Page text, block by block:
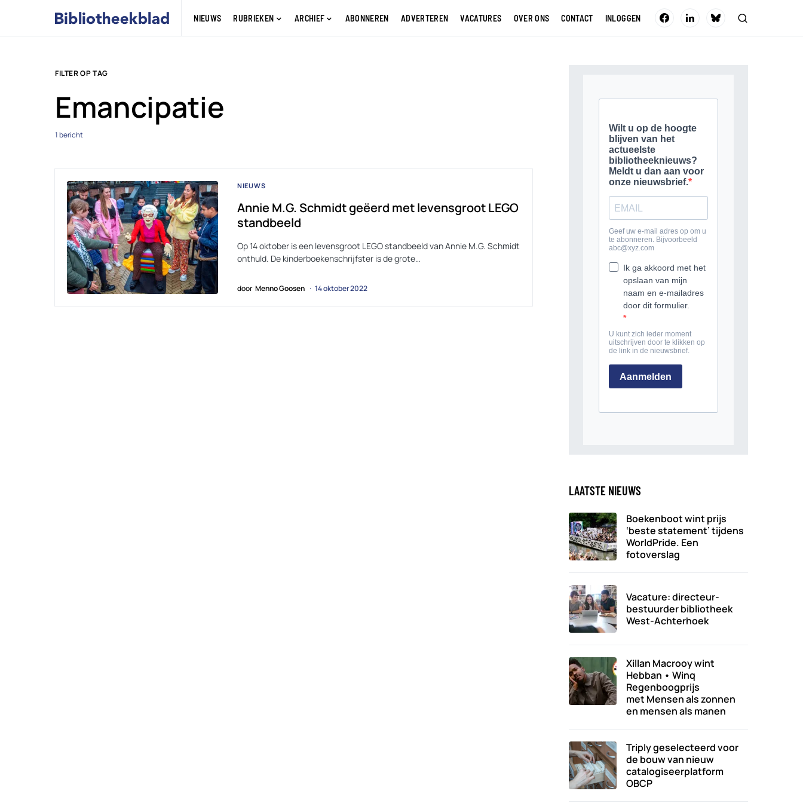
NIEUWS RUBRIEKEN ARCHIEF ABONNEREN ADVERTEREN VACATURES OVER ONS CONTACT INLOGGEN
FILTER OP TAG
Emancipatie
1 bericht
NIEUWS
Annie M.G. Schmidt geëerd met levensgroot LEGO
standbeeld
Op 14 oktober is een levensgroot LEGO standbeeld van Annie M.G. Schmidt
onthuld. De kinderboekenschrijfster is de grote…
door Menno Goosen 14 oktober 2022
LAATSTE NIEUWS
Boekenboot wint prijs
‘beste statement’ tijdens
WorldPride. Een
fotoverslag
Vacature: directeur-
bestuurder bibliotheek
West-Achterhoek
Xillan Macrooy wint
Hebban • Winq
Regenboogprijs
met Mensen als zonnen
en mensen als manen
Triply geselecteerd voor
de bouw van nieuw
catalogiseerplatform
OBCP